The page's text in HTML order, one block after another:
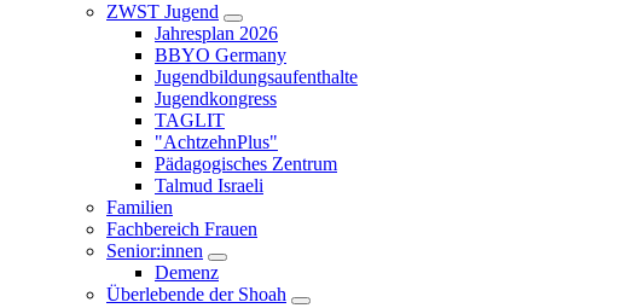
ZWST Jugend
Untermenü
öffnen/schließen
Jahresplan 2026
BBYO Germany
Jugendbildungsaufenthalte
Jugendkongress
TAGLIT
"AchtzehnPlus"
Pädagogisches Zentrum
Talmud Israeli
Familien
Fachbereich Frauen
Senior:innen
Untermenü
öffnen/schließen
Demenz
Überlebende der Shoah